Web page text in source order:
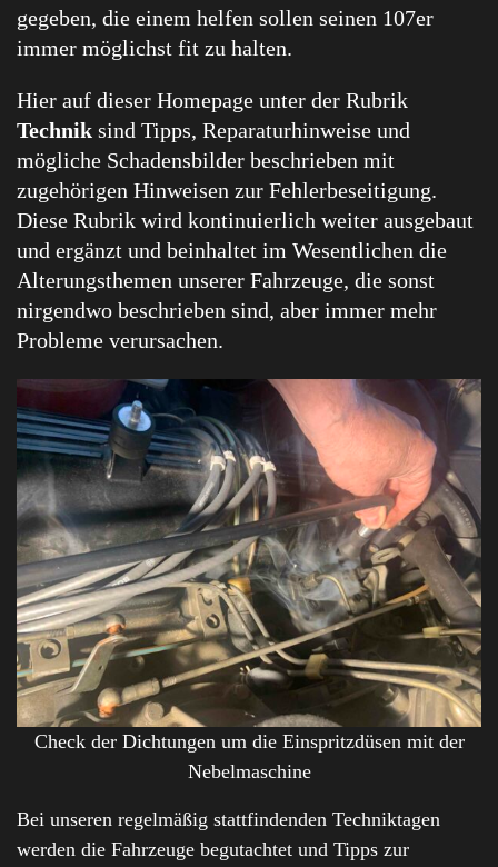
gegeben, die einem helfen sollen seinen 107er
immer möglichst fit zu halten.
Hier auf dieser Homepage unter der Rubrik
Technik sind Tipps, Reparaturhinweise und
mögliche Schadensbilder beschrieben mit
zugehörigen Hinweisen zur Fehlerbeseitigung.
Diese Rubrik wird kontinuierlich weiter ausgebaut
und ergänzt und beinhaltet im Wesentlichen die
Alterungsthemen unserer Fahrzeuge, die sonst
nirgendwo beschrieben sind, aber immer mehr
Probleme verursachen.
Check der Dichtungen um die Einspritzdüsen mit der
Nebelmaschine
Bei unseren regelmäßig stattfindenden Techniktagen
werden die Fahrzeuge begutachtet und Tipps zur